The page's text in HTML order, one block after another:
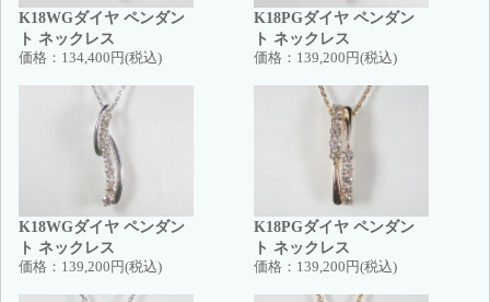
K18WGダイヤ ペンダン
ト ネックレス
価格： 134,400円(税込)
K18PGダイヤ ペンダン
ト ネックレス
価格： 139,200円(税込)
K18WGダイヤ ペンダン
ト ネックレス
価格： 139,200円(税込)
K18PGダイヤ ペンダン
ト ネックレス
価格： 139,200円(税込)